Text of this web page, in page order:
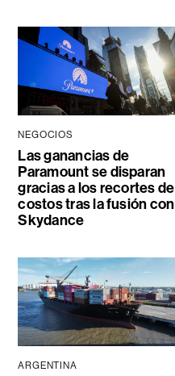
NEGOCIOS
Las ganancias de
Paramount se disparan
gracias a los recortes de
costos tras la fusión con
Skydance
ARGENTINA